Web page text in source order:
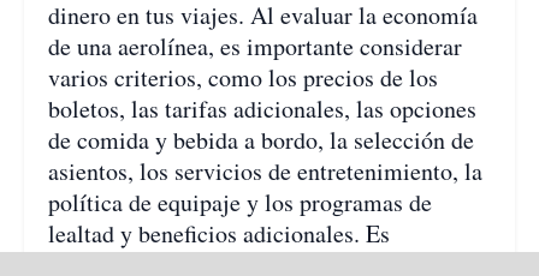
dinero en tus viajes. Al evaluar la economía
de una aerolínea, es importante considerar
varios criterios, como los precios de los
boletos, las tarifas adicionales, las opciones
de comida y bebida a bordo, la selección de
asientos, los servicios de entretenimiento, la
política de equipaje y los programas de
lealtad y beneficios adicionales. Es